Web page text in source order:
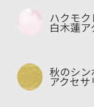
ハクモク
白木蓮
秋のシン
アクセ